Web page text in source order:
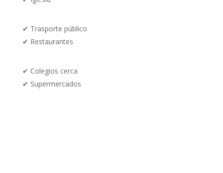
✔ Trasporte público
✔ Restaurantes
✔ Colegios cerca
✔ Supermercados